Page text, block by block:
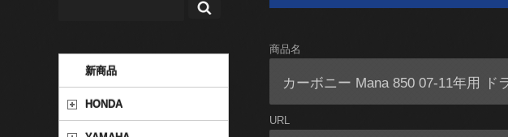
商品名
URL
新商品
HONDA